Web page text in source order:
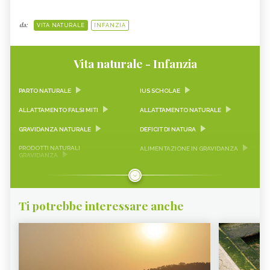
da: VITA NATURALE INFANZIA
Vita naturale - Infanzia
PARTO NATURALE IUS SCHOLAE
ALLATTAMENTO FALSI MITI ALLATTAMENTO NATURALE
GRAVIDANZA NATURALE DEFICIT DI NATURA
PRODOTTI NATURALI
GRAVIDANZA
ALIMENTAZIONE IN GRAVIDANZA
ALIMENTAZIONE PER
TOXOPLASMOSI GRAVIDANZA
SONNO BAMBINI CRESCITA BAMBINI
STITICHEZZA BAMBINI
Ti potrebbe interessare anche